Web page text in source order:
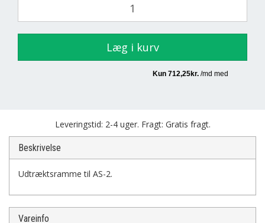
Læg i kurv
Leveringstid: 2-4 uger. Fragt: Gratis fragt.
Beskrivelse
Udtræktsramme til AS-2.
Vareinfo